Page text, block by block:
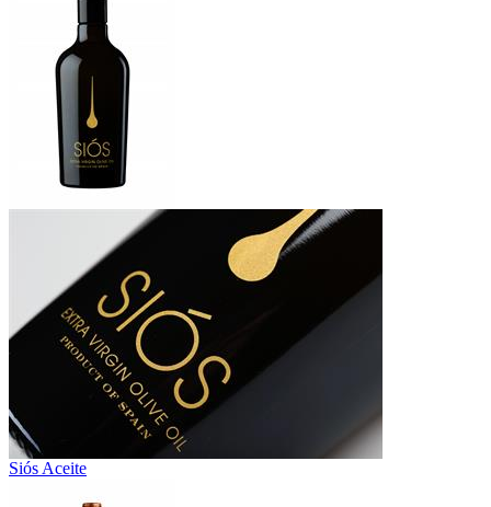
Siós Aceite